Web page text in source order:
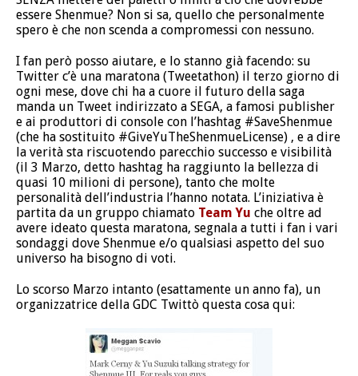
essere Shenmue? Non si sa, quello che personalmente
spero è che non scenda a compromessi con nessuno.
I fan però posso aiutare, e lo stanno già facendo: su
Twitter c’è una maratona (Tweetathon) il terzo giorno di
ogni mese, dove chi ha a cuore il futuro della saga
manda un Tweet indirizzato a SEGA, a famosi publisher
e ai produttori di console con l’hashtag #SaveShenmue
(che ha sostituito #GiveYuTheShenmueLicense) , e a dire
la verità sta riscuotendo parecchio successo e visibilità
(il 3 Marzo, detto hashtag ha raggiunto la bellezza di
quasi 10 milioni di persone), tanto che molte
personalità dell’industria l’hanno notata. L’iniziativa è
partita da un gruppo chiamato Team Yu che oltre ad
avere ideato questa maratona, segnala a tutti i fan i vari
sondaggi dove Shenmue e/o qualsiasi aspetto del suo
universo ha bisogno di voti.
Lo scorso Marzo intanto (esattamente un anno fa), un
organizzatrice della GDC Twittò questa cosa qui: